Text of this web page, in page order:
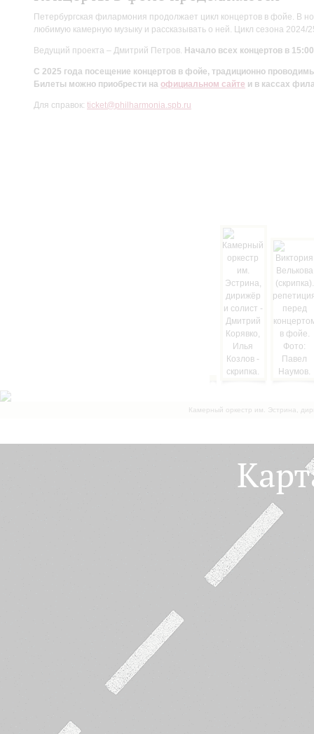
Петербургская филармония продолжает цикл концертов в фойе. В
любимую камерную музыку и рассказывать о ней. Цикл сезона
Ведущий проекта – Дмитрий Петров. Начало всех концертов в
С 2025 года посещение концертов в фойе, традиционно
Билеты можно приобрести на официальном сайте и в кассах
Для справок: ticket@philharmonia.spb.ru
Камерный оркестр им. Эстрина,